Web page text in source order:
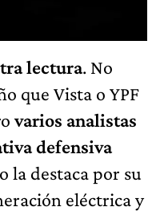
lectura. No
que Vista o YPF
varios analistas
defensiva
la destaca por su
eléctrica y